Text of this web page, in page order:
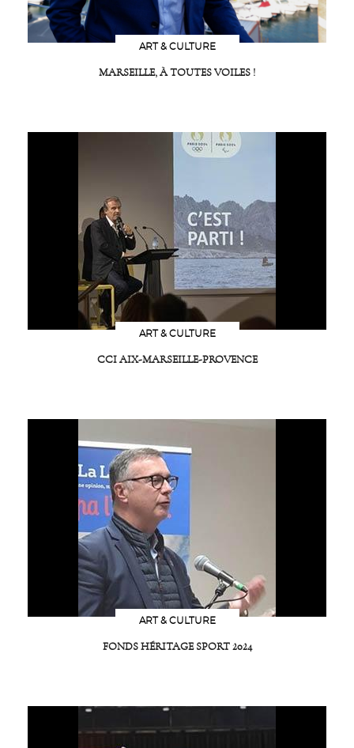
ART & CULTURE
MARSEILLE, À TOUTES VOILES !
ART & CULTURE
CCI AIX-MARSEILLE-PROVENCE
ART & CULTURE
FONDS HÉRITAGE SPORT 2024